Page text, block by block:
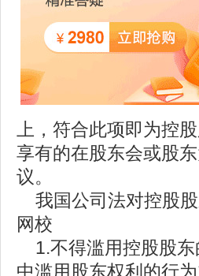
上，符合此项即为控
享有的在股东会或股
议。
我国公司法对控股
网校
1.不得滥用控股股东
中滥用股东权利的行